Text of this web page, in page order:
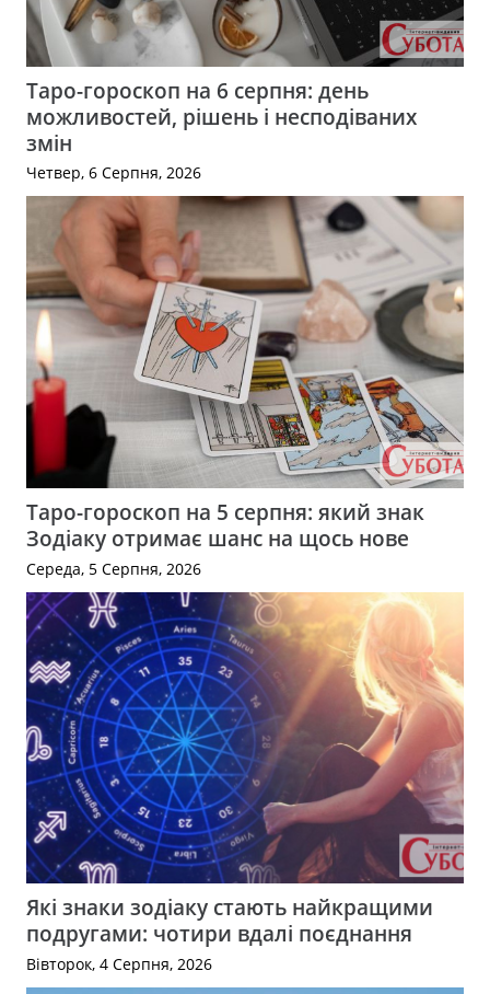
Таро-гороскоп на 6 серпня: день
можливостей, рішень і несподіваних
змін
Четвер, 6 Серпня, 2026
Таро-гороскоп на 5 серпня: який знак
Зодіаку отримає шанс на щось нове
Середа, 5 Серпня, 2026
Які знаки зодіаку стають найкращими
подругами: чотири вдалі поєднання
Вівторок, 4 Серпня, 2026